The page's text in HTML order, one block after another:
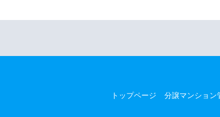
トップページ 分譲マンション